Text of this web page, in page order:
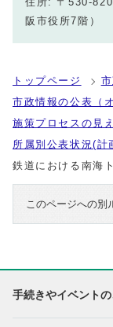
阪市役所7階）
トップページ
市政情報の公表（
施策プロセスの見
所属別公表状況(計
鉄道における南海
このページへの別
手続きやイベント